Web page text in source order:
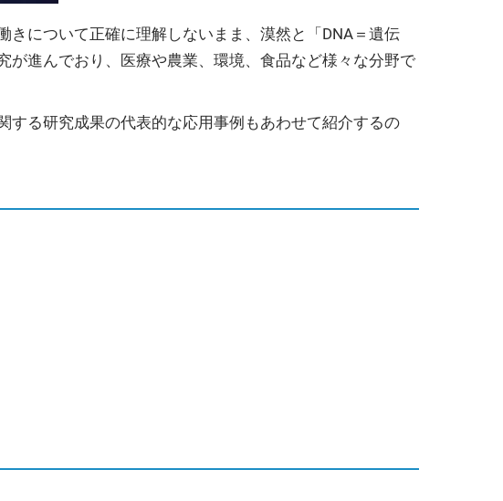
について正確に理解しないまま、漠然と「DNA＝遺伝
進んでおり、医療や農業、環境、食品など様々な分野で
する研究成果の代表的な応用事例もあわせて紹介するの